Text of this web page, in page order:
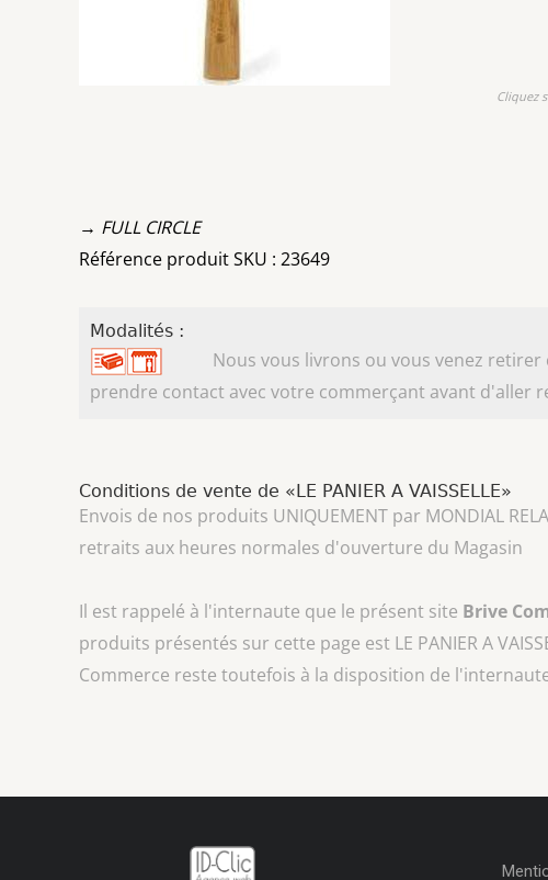
Cliquez
→ FULL CIRCLE
Référence produit SKU : 23649
Modalités :
Nous vous livrons ou vous venez
prendre contact avec votre commerçant avant d'aller
Conditions de vente de «LE PANIER A VAISSELLE»
Envois de nos produits UNIQUEMENT par MONDIAL
retraits aux heures normales d'ouverture du Magasin
Il est rappelé à l'internaute que le présent site Brive
produits présentés sur cette page est LE PANIER A
Commerce reste toutefois à la disposition de